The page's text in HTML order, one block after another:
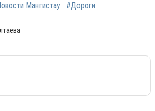
Мангистау #Дороги